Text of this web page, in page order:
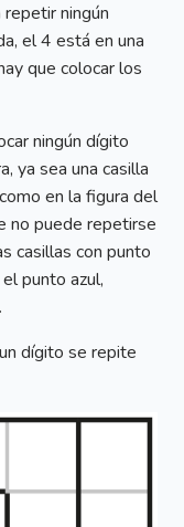
ningún
el 4 está en una
que colocar los
ningún dígito
ya sea una casilla
en la figura del
no puede repetirse
casillas con punto
punto azul,
dígito se repite